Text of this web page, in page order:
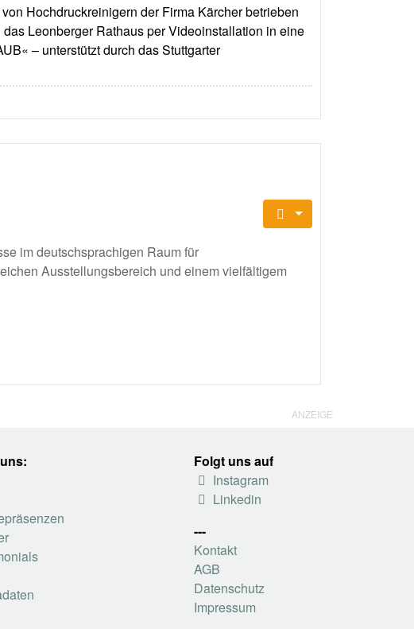
Hochdruckreinigern der Firma Kärcher betrieben
Leonberger Rathaus per Videoinstallation in eine
– unterstützt durch das Stuttgarter
im deutschsprachigen Raum für
Ausstellungsbereich und einem vielfältigem
ANZEIGE
Folgt uns auf
Instagram
Linkedin
---
Kontakt
AGB
Datenschutz
Impressum